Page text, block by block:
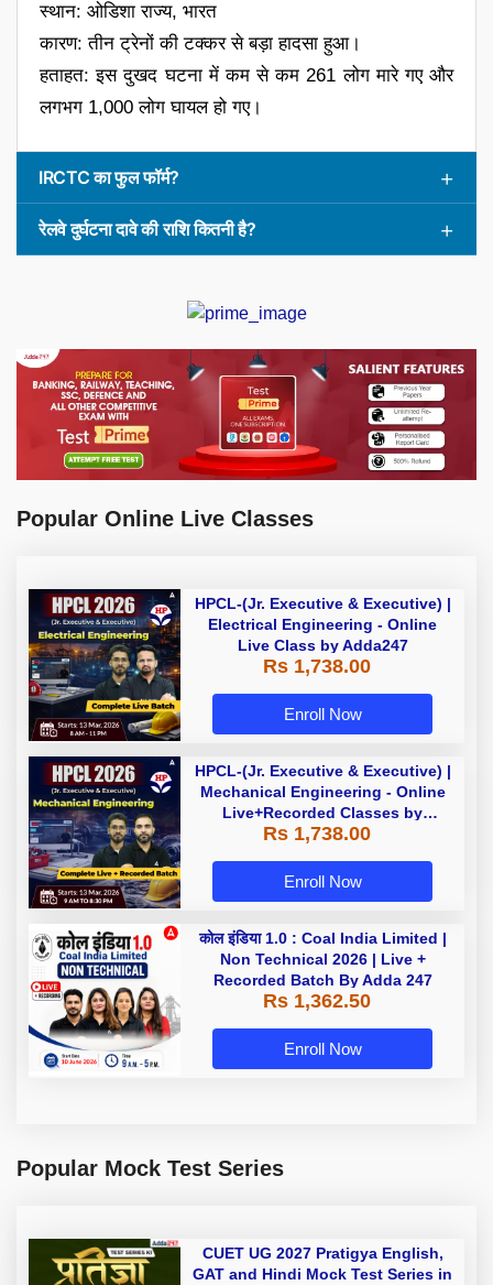
स्थान: ओडिशा राज्य, भारत
कारण: तीन ट्रेनों की टक्कर से बड़ा हादसा हुआ।
हताहत: इस दुखद घटना में कम से कम 261 लोग मारे गए और
लगभग 1,000 लोग घायल हो गए।
IRCTC का फुल फॉर्म?
रेलवे दुर्घटना दावे की राशि कितनी है?
Popular Online Live Classes
HPCL-(Jr. Executive & Executive) |
Electrical Engineering - Online
Live Class by Adda247
Rs 1,738.00
Enroll Now
HPCL-(Jr. Executive & Executive) |
Mechanical Engineering - Online
Live+Recorded Classes by
Adda247
Rs 1,738.00
Enroll Now
कोल इंडिया 1.0 : Coal India Limited |
Non Technical 2026 | Live +
Recorded Batch By Adda 247
Rs 1,362.50
Enroll Now
Popular Mock Test Series
CUET UG 2027 Pratigya English,
GAT and Hindi Mock Test Series in